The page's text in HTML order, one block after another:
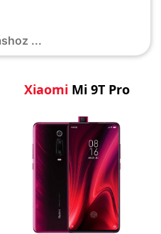
Xiaomi Mi 9T Pro